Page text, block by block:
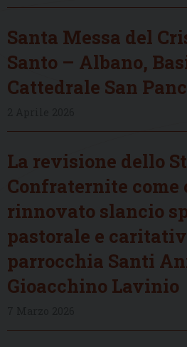
Santa Messa del
Santo – Albano,
Cattedrale San
La revisione dello
Confraternite come
rinnovato slancio
pastorale e
parrocchia Santi
Gioacchino Lavinio